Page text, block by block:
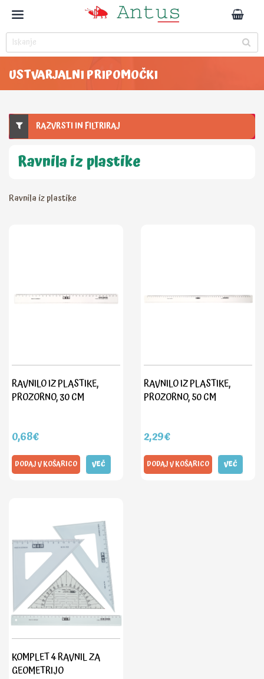
USTVARJALNI PRIPOMOČKI
RAZVRSTI IN FILTRIRAJ
Ravnila iz plastike
Ravnila iz plastike
RAVNILO IZ PLASTIKE,
PROZORNO, 30 CM
0,68€
DODAJ V KOŠARICO VEČ
RAVNILO IZ PLASTIKE,
PROZORNO, 50 CM
2,29€
DODAJ V KOŠARICO VEČ
KOMPLET 4 RAVNIL ZA
GEOMETRIJO